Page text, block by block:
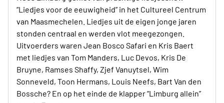
“Liedjes voor de eeuwigheid” in het Cultureel Centrum
van Maasmechelen. Liedjes uit de eigen jonge jaren
stonden centraal en werden vlot meegezongen.
Uitvoerders waren Jean Bosco Safari en Kris Baert
met liedjes van Tom Manders, Luc Devos, Kris De
Bruyne, Ramses Shaffy, Zjef Vanuytsel, Wim
Sonneveld, Toon Hermans, Louis Neefs, Bart Van den
Bossche? En op het einde de klapper “Limburg allein”